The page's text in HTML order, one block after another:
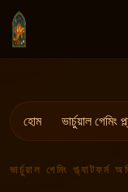
হোম ভার্চুয়াল গেমিং
ভার্চুয়াল গেমিং প্ল্যাটফর্ম